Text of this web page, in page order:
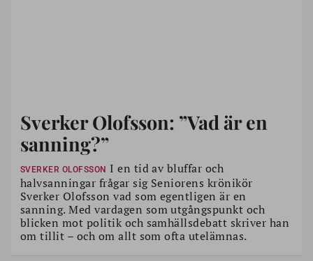
Sverker Olofsson: ”Vad är en
sanning?”
SVERKER OLOFSSON I en tid av bluffar och
halvsanningar frågar sig Seniorens krönikör
Sverker Olofsson vad som egentligen är en
sanning. Med vardagen som utgångspunkt och
blicken mot politik och samhällsdebatt skriver han
om tillit – och om allt som ofta utelämnas.